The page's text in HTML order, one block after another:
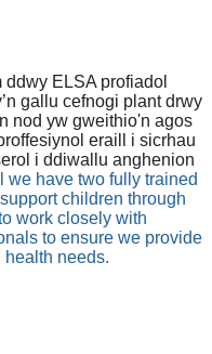
ELSA profiadol
gallu cefnogi plant drwy
nod yw gweithio'n agos
eraill i sicrhau
i ddiwallu anghenion
we have two fully trained
children through
work closely with
to ensure we provide
health needs.